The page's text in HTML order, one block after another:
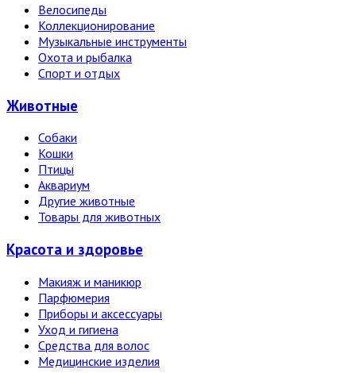
Велосипеды
Коллекционирование
Музыкальные инструменты
Охота и рыбалка
Спорт и отдых
Животные
Собаки
Кошки
Птицы
Аквариум
Другие животные
Товары для животных
Красота и здоровье
Макияж и маникюр
Парфюмерия
Приборы и аксессуары
Уход и гигиена
Средства для волос
Медицинские изделия